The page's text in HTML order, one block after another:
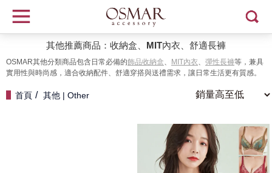
其他推薦商品：收納盒、MIT內衣、舒適長褲
OSMAR其他分類商品包含日常必備的飾品收納盒、 MIT內衣、 彈性長褲等，兼具
實用性與時尚感，適合收納配件、舒適穿搭與送禮需求，讓日常生活更有質感。
首頁 其他 | Other